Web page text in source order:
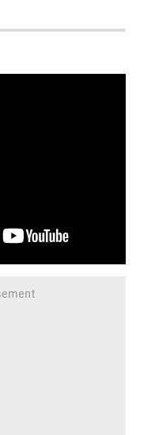
सात्विक जीवनशैलीचे